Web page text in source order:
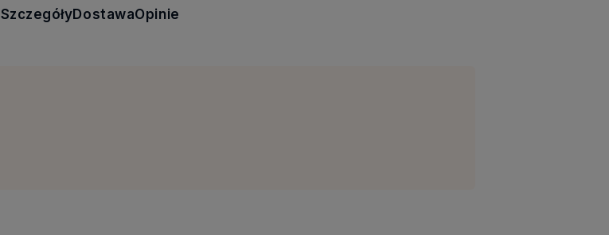
SzczegółyDostawaOpinie